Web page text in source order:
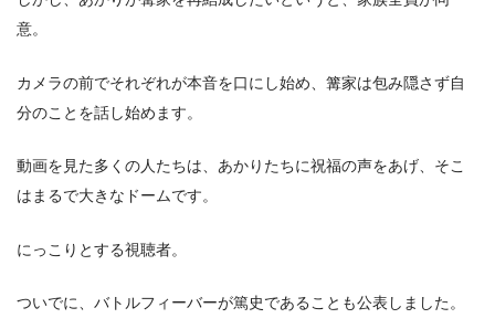
意。
カメラの前でそれぞれが本音を口にし始め、篝家は包み隠さず自
分のことを話し始めます。
動画を見た多くの人たちは、あかりたちに祝福の声をあげ、そこ
はまるで大きなドームです。
にっこりとする視聴者。
ついでに、バトルフィーバーが篤史であることも公表しました。